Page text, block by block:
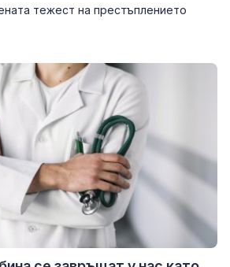
тежест на престъплението